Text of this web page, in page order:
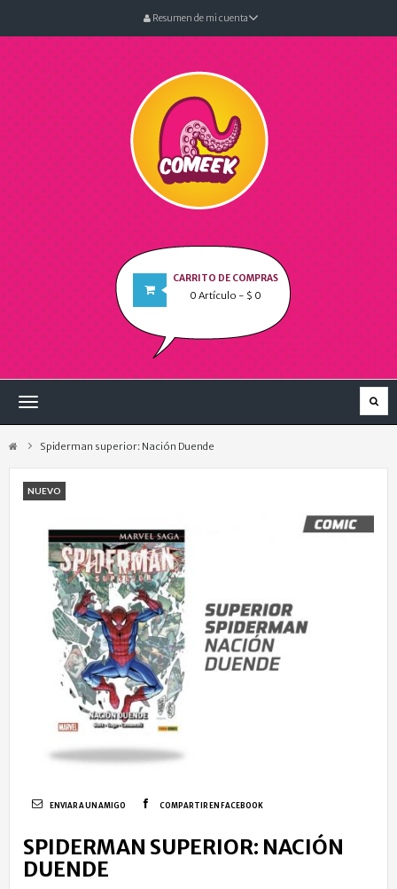
Resumen de mi cuenta
CARRITO DE COMPRAS
0 Artículo - $ 0
Navegación
Spiderman superior: Nación Duende
NUEVO
ENVIAR A UN AMIGO COMPARTIR EN FACEBOOK
SPIDERMAN SUPERIOR: NACIÓN
DUENDE